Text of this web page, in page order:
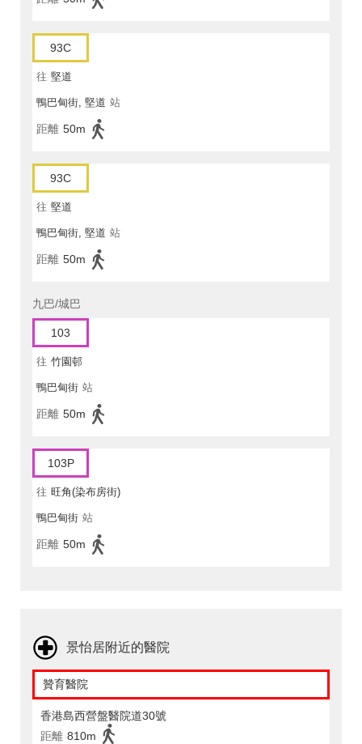
93C
往 堅道
鴨巴甸街, 堅道 站
距離 50m
93C
往 堅道
鴨巴甸街, 堅道 站
距離 50m
九巴/城巴
103
往 竹園邨
鴨巴甸街 站
距離 50m
103P
往 旺角(染布房街)
鴨巴甸街 站
距離 50m
景怡居附近的醫院
贊育醫院
香港島西營盤醫院道30號
距離 810m